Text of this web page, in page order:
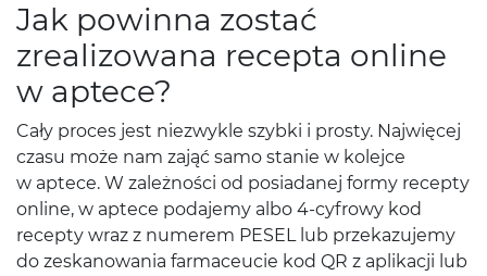
Jak powinna zostać
zrealizowana recepta online
w aptece?
Cały proces jest niezwykle szybki i prosty. Najwięcej
czasu może nam zająć samo stanie w kolejce
w aptece. W zależności od posiadanej formy recepty
online, w aptece podajemy albo 4-cyfrowy kod
recepty wraz z numerem PESEL lub przekazujemy
do zeskanowania farmaceucie kod QR z aplikacji lub